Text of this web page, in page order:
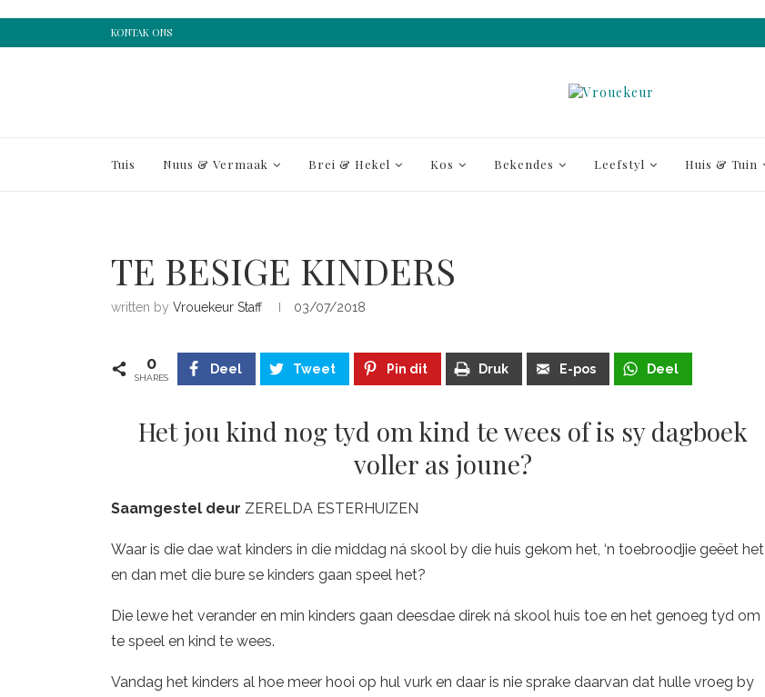
KONTAK ONS
Tuis Nuus & Vermaak Brei & Hekel Kos Bekendes Leefstyl Huis & Tuin
TE BESIGE KINDERS
written by Vrouekeur Staff 03/07/2018
0
SHARES
Deel Tweet Pin dit Druk E-pos Deel
Het jou kind nog tyd om kind te wees of is sy dagboek
voller as joune?
Saamgestel deur ZERELDA ESTERHUIZEN
Waar is die dae wat kinders in die middag ná skool by die huis gekom het, ‘n toebroodjie geëet het
en dan met die bure se kinders gaan speel het?
Die lewe het verander en min kinders gaan deesdae direk ná skool huis toe en het genoeg tyd om
te speel en kind te wees.
Vandag het kinders al hoe meer hooi op hul vurk en daar is nie sprake daarvan dat hulle vroeg by